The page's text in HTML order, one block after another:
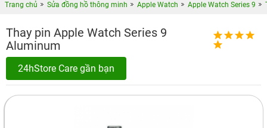
Trang chủ Sửa đồng hồ thông minh Apple Watch Apple Watch Series 9
Thay pin Apple Watch Series 9
Aluminum
24hStore Care gần bạn